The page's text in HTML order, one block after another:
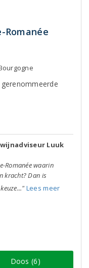
Romanée
Luuk
Romanée waarin
kracht? Dan is
Lees meer
Doos (6)